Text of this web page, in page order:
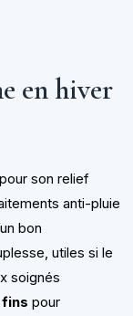
en hiver
son relief
anti-pluie
bon
utiles si le
soignés
pour